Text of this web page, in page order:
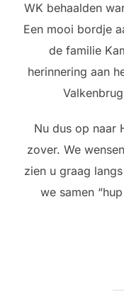
WK behaalden
Een mooi bordje
de familie
herinnering aan
Nu dus op naar
zover. We
zien u graag
we samen